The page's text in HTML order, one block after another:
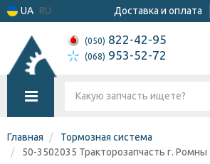
UA RU Доставка и оплата
(050) 822-42-95
(068) 953-52-72
Главная
Тормозная система
50-3502035 Тракторозапчасть г. Ромны